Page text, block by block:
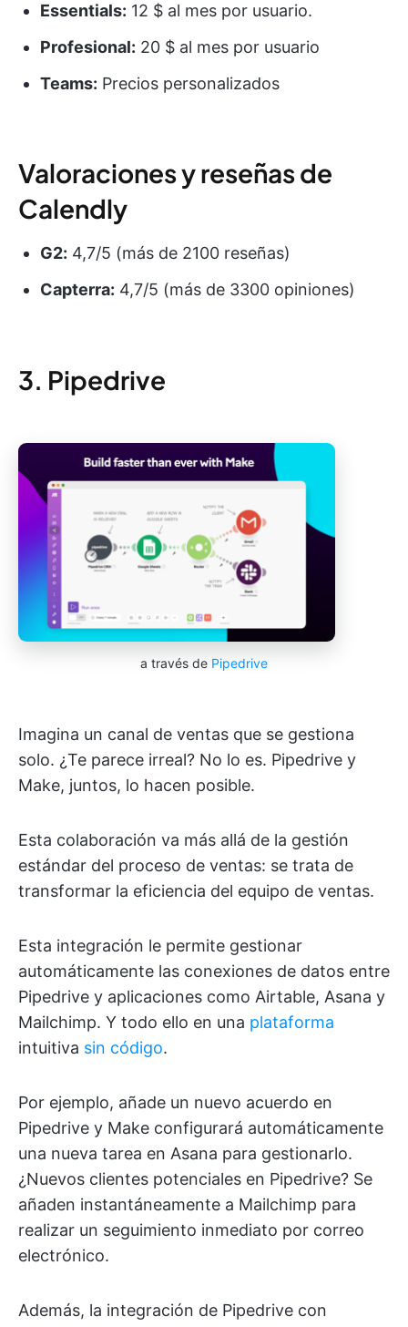
Essentials: 12 $ al mes por usuario.
Profesional: 20 $ al mes por usuario
Teams: Precios personalizados
Valoraciones y reseñas de
Calendly
G2: 4,7/5 (más de 2100 reseñas)
Capterra: 4,7/5 (más de 3300 opiniones)
3. Pipedrive
a través de Pipedrive
Imagina un canal de ventas que se gestiona
solo. ¿Te parece irreal? No lo es. Pipedrive y
Make, juntos, lo hacen posible.
Esta colaboración va más allá de la gestión
estándar del proceso de ventas: se trata de
transformar la eficiencia del equipo de ventas.
Esta integración le permite gestionar
automáticamente las conexiones de datos entre
Pipedrive y aplicaciones como Airtable, Asana y
Mailchimp. Y todo ello en una plataforma
intuitiva sin código.
Por ejemplo, añade un nuevo acuerdo en
Pipedrive y Make configurará automáticamente
una nueva tarea en Asana para gestionarlo.
¿Nuevos clientes potenciales en Pipedrive? Se
añaden instantáneamente a Mailchimp para
realizar un seguimiento inmediato por correo
electrónico.
Además, la integración de Pipedrive con